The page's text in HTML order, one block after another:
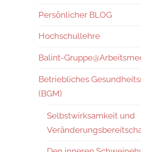
Persönlicher BLOG
Hochschullehre
Balint-
Betriebliches
(BGM)
Selbstwirksamkeit und